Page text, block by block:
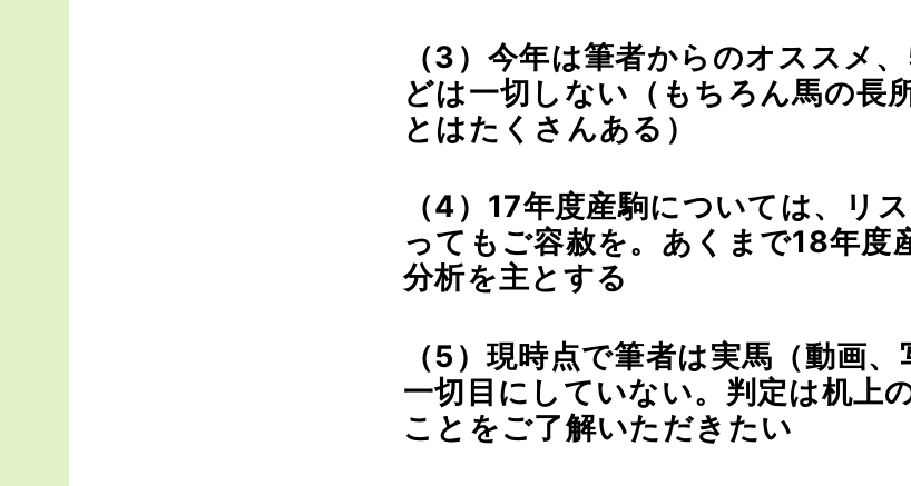
（3）今年は筆者からのオススメ
どは一切しない（もちろん馬の長
とはたくさんある）
（4）17年度産駒については、リ
ってもご容赦を。あくまで18年度
分析を主とする
（5）現時点で筆者は実馬（動画
一切目にしていない。判定は机上
ことをご了解いただきたい